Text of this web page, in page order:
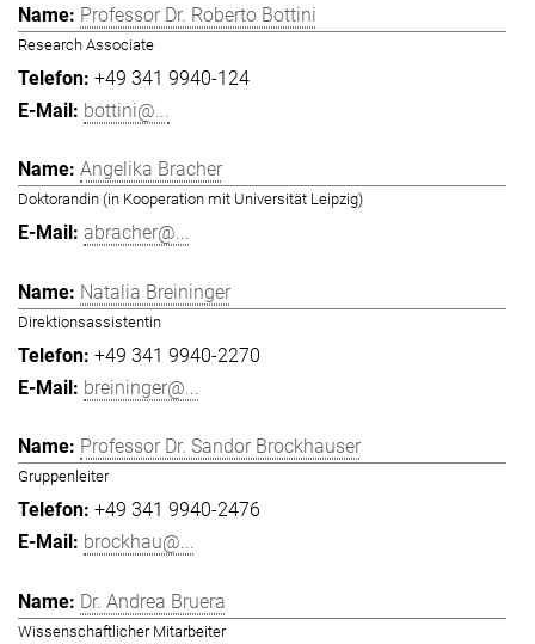
Professor Dr. Roberto Bottini
Research Associate
+49 341 9940-124
bottini@...
Angelika Bracher
Doktorandin (in Kooperation mit Universität Leipzig)
abracher@...
Natalia Breininger
Direktionsassistentin
+49 341 9940-2270
breininger@...
Professor Dr. Sandor Brockhauser
Gruppenleiter
+49 341 9940-2476
brockhau@...
Dr. Andrea Bruera
Wissenschaftlicher Mitarbeiter